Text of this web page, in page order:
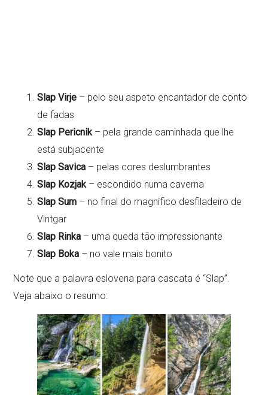
Slap Virje – pelo seu aspeto encantador de conto
de fadas
Slap Pericnik – pela grande caminhada que lhe
está subjacente
Slap Savica – pelas cores deslumbrantes
Slap Kozjak – escondido numa caverna
Slap Sum – no final do magnífico desfiladeiro de
Vintgar
Slap Rinka – uma queda tão impressionante
Slap Boka – no vale mais bonito
Note que a palavra eslovena para cascata é “Slap”.
Veja abaixo o resumo: